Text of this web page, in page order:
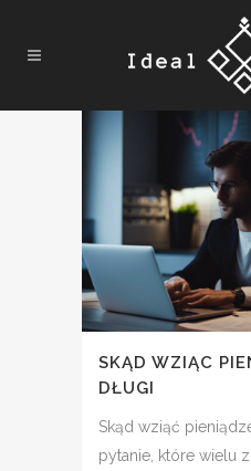
SKĄD WZIĄC
DŁUGI
Skąd wziąć
pytanie, które wielu